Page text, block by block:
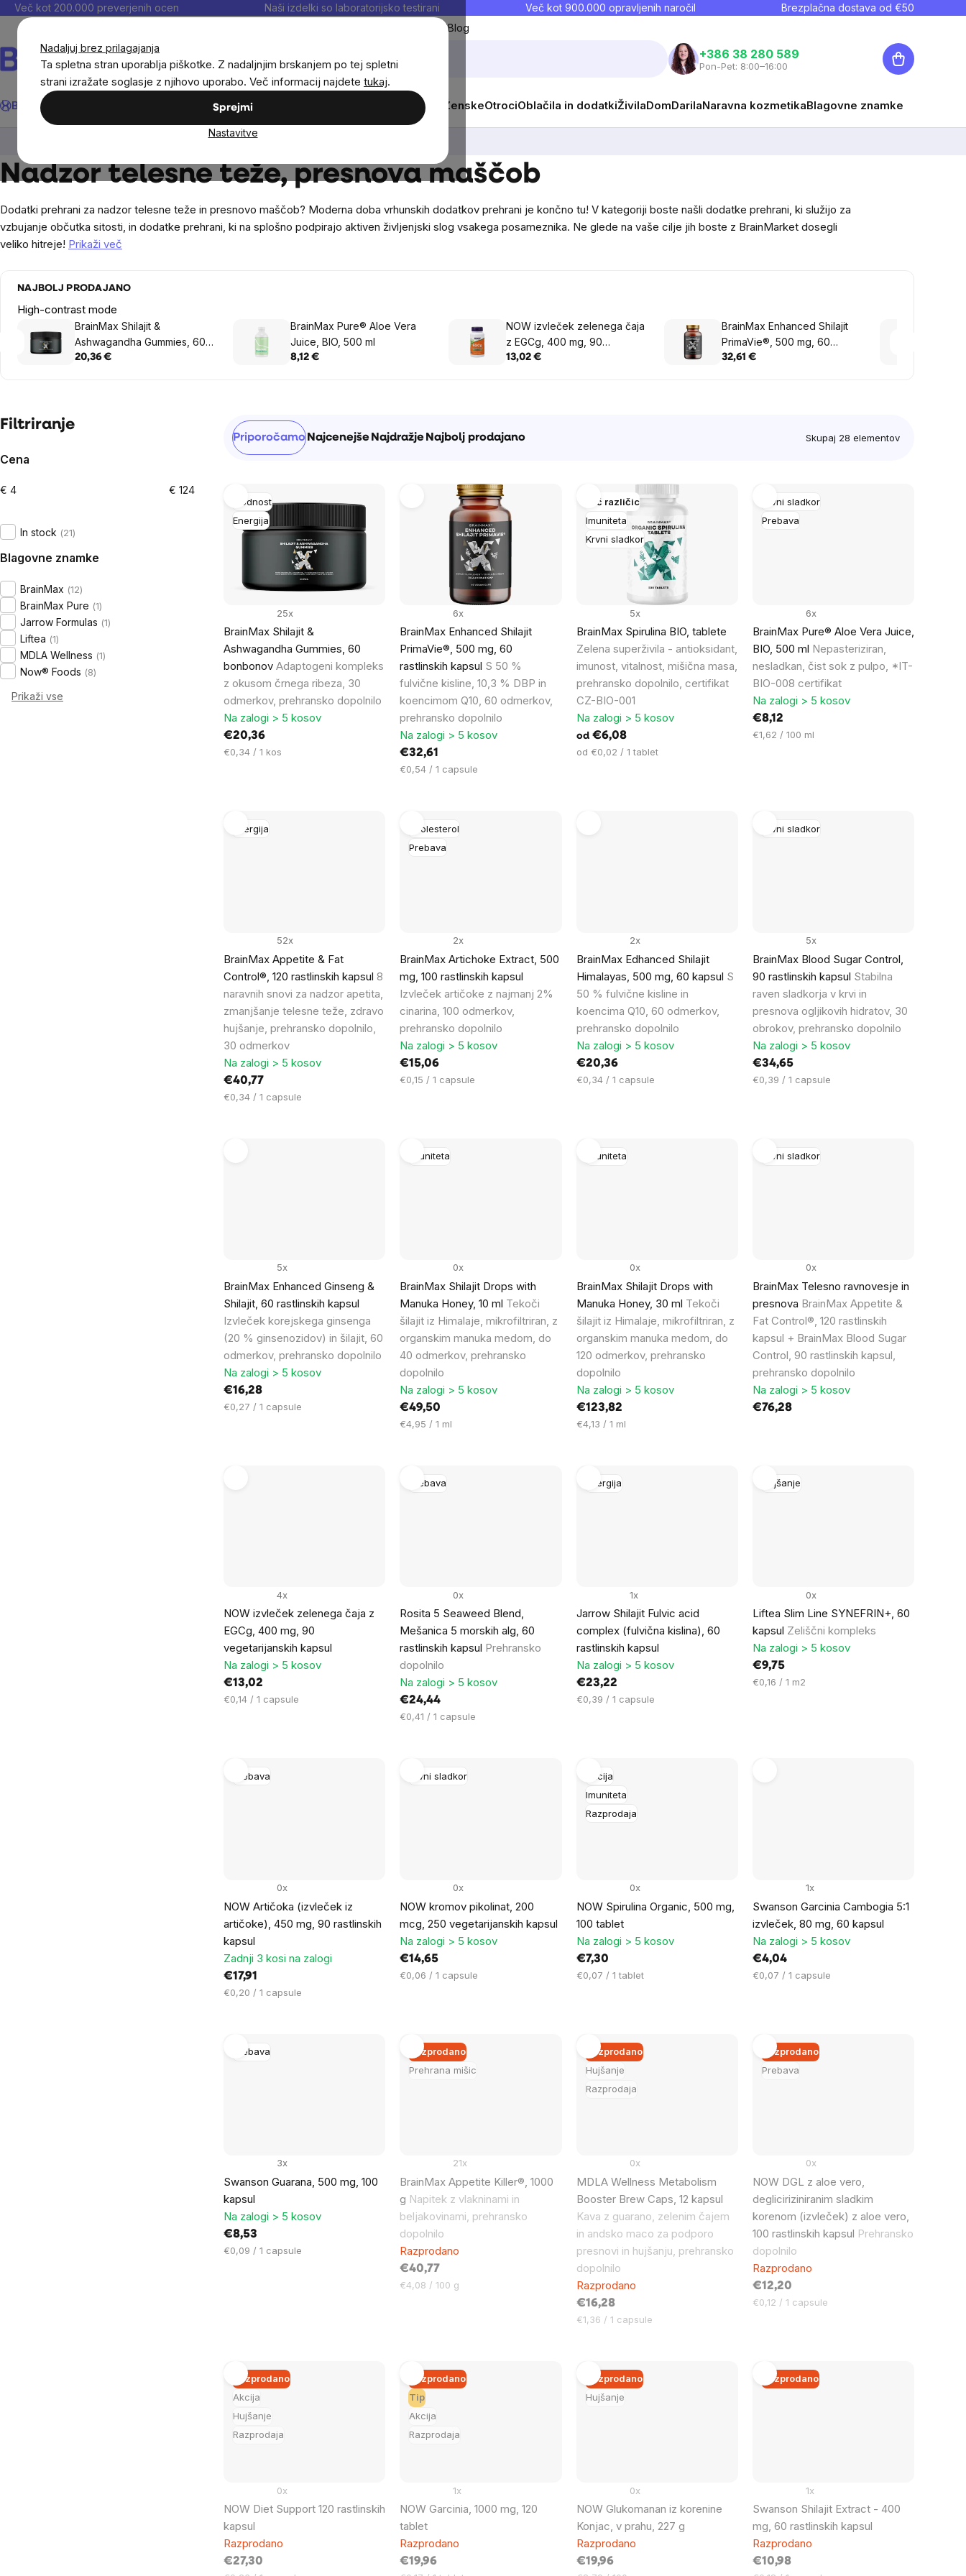
Nadaljuj brez prilagajanja
Ta spletna stran uporablja piškotke. Z nadaljnjim brskanjem po tej spletni
strani izražate soglasje z njihovo uporabo. Več informacij najdete tukaj.
Sprejmi
Nastavitve
Preskoči
Več kot 200.000 preverjenih ocen Naši izdelki so laboratorijsko testirani Več kot 900.000 opravljenih naročil Brezplačna dostava od €50
Moji priljubljeniBlog
Išči
+386 38 280 589
Pon-Pet: 8:00–16:00
Košarica
BrainMax® Prehranska dopolnila in prehrana Moški ŽenskeOtrociOblačila in dodatkiŽivilaDomDarilaNaravna kozmetikaBlagovne znamke
Nadzor telesne teže, presnova maščob
Dodatki prehrani za nadzor telesne teže in presnovo maščob? Moderna doba vrhunskih dodatkov prehrani je končno tu! V kategoriji boste našli dodatke prehrani, ki služijo za
vzbujanje občutka sitosti, in dodatke prehrani, ki na splošno podpirajo aktiven življenjski slog vsakega posameznika. Ne glede na vaše cilje jih boste z BrainMarket dosegli
veliko hitreje! Prikaži več
NAJBOLJ PRODAJANO
High-contrast mode
BrainMax Shilajit &
Ashwagandha Gummies, 60
bonbonov
20,36 €
BrainMax Pure® Aloe Vera
Juice, BIO, 500 ml
8,12 €
NOW izvleček zelenega čaja
z EGCg, 400 mg, 90
vegetarijanskih kapsul
13,02 €
BrainMax Enhanced Shilajit
PrimaVie®, 500 mg, 60
rastlinskih kapsul
32,61 €
Sidebar
Filtriranje
Cena
€ 4 € 124
In stock 21
Blagovne znamke
BrainMax 12
BrainMax Pure 1
Jarrow Formulas 1
Liftea 1
MDLA Wellness 1
Now® Foods 8
Prikaži vse
Razvrščanje
izdelkov
Priporočamo Najcenejše Najdražje Najbolj prodajano Skupaj 28 elementov
List
of
products
Plodnost
Energija
BrainMax Shilajit &
Ashwagandha Gummies, 60
bonbonov Adaptogeni kompleks
z okusom črnega ribeza, 30
odmerkov, prehransko dopolnilo
25x
Na zalogi > 5 kosov
€20,36
Cena
€0,34 / 1 kos
BrainMax Enhanced Shilajit
PrimaVie®, 500 mg, 60
rastlinskih kapsul S 50 %
fulvične kisline, 10,3 % DBP in
koencimom Q10, 60 odmerkov,
prehransko dopolnilo
6x
Na zalogi > 5 kosov
€32,61
Cena
€0,54 / 1 capsule
Imuniteta
Krvni sladkor
Več različic
BrainMax Spirulina BIO, tablete
Zelena superživila - antioksidant,
imunost, vitalnost, mišična masa,
prehransko dopolnilo, certifikat
CZ-BIO-001
5x
Na zalogi > 5 kosov
od€6,08
Cena
od €0,02 / 1 tablet
Krvni sladkor
Prebava
BrainMax Pure® Aloe Vera Juice,
BIO, 500 ml Nepasteriziran,
nesladkan, čist sok z pulpo, *IT-
BIO-008 certifikat
6x
Na zalogi > 5 kosov
€8,12
Cena
€1,62 / 100 ml
Energija
BrainMax Appetite & Fat
Control®, 120 rastlinskih kapsul 8
naravnih snovi za nadzor apetita,
zmanjšanje telesne teže, zdravo
hujšanje, prehransko dopolnilo,
30 odmerkov
52x
Na zalogi > 5 kosov
€40,77
Cena
€0,34 / 1 capsule
Kholesterol
Prebava
BrainMax Artichoke Extract, 500
mg, 100 rastlinskih kapsul
Izvleček artičoke z najmanj 2%
cinarina, 100 odmerkov,
prehransko dopolnilo
2x
Na zalogi > 5 kosov
€15,06
Cena
€0,15 / 1 capsule
BrainMax Edhanced Shilajit
Himalayas, 500 mg, 60 kapsul S
50 % fulvične kisline in
koencima Q10, 60 odmerkov,
prehransko dopolnilo
2x
Na zalogi > 5 kosov
€20,36
Cena
€0,34 / 1 capsule
Krvni sladkor
BrainMax Blood Sugar Control,
90 rastlinskih kapsul Stabilna
raven sladkorja v krvi in ​​
presnova ogljikovih hidratov, 30
obrokov, prehransko dopolnilo
5x
Na zalogi > 5 kosov
€34,65
Cena
€0,39 / 1 capsule
BrainMax Enhanced Ginseng &
Shilajit, 60 rastlinskih kapsul
Izvleček korejskega ginsenga
(20 % ginsenozidov) in šilajit, 60
odmerkov, prehransko dopolnilo
5x
Na zalogi > 5 kosov
€16,28
Cena
€0,27 / 1 capsule
Imuniteta
BrainMax Shilajit Drops with
Manuka Honey, 10 ml Tekoči
šilajit iz Himalaje, mikrofiltriran, z
organskim manuka medom, do
40 odmerkov, prehransko
dopolnilo
0x
Na zalogi > 5 kosov
€49,50
Cena
€4,95 / 1 ml
Imuniteta
BrainMax Shilajit Drops with
Manuka Honey, 30 ml Tekoči
šilajit iz Himalaje, mikrofiltriran, z
organskim manuka medom, do
120 odmerkov, prehransko
dopolnilo
0x
Na zalogi > 5 kosov
€123,82
Cena
€4,13 / 1 ml
Krvni sladkor
BrainMax Telesno ravnovesje in
presnova BrainMax Appetite &
Fat Control®, 120 rastlinskih
kapsul + BrainMax Blood Sugar
Control, 90 rastlinskih kapsul,
prehransko dopolnilo
0x
Na zalogi > 5 kosov
€76,28
NOW izvleček zelenega čaja z
EGCg, 400 mg, 90
vegetarijanskih kapsul
4x
Na zalogi > 5 kosov
€13,02
Cena
€0,14 / 1 capsule
Prebava
Rosita 5 Seaweed Blend,
Mešanica 5 morskih alg, 60
rastlinskih kapsul Prehransko
dopolnilo
0x
Na zalogi > 5 kosov
€24,44
Cena
€0,41 / 1 capsule
Energija
Jarrow Shilajit Fulvic acid
complex (fulvična kislina), 60
rastlinskih kapsul
1x
Na zalogi > 5 kosov
€23,22
Cena
€0,39 / 1 capsule
Hujšanje
Liftea Slim Line SYNEFRIN+, 60
kapsul Zeliščni kompleks
0x
Na zalogi > 5 kosov
€9,75
Cena
€0,16 / 1 m2
Prebava
NOW Artičoka (izvleček iz
artičoke), 450 mg, 90 rastlinskih
kapsul
0x
Zadnji 3 kosi na zalogi
€17,91
Cena
€0,20 / 1 capsule
Krvni sladkor
NOW kromov pikolinat, 200
mcg, 250 vegetarijanskih kapsul
0x
Na zalogi > 5 kosov
€14,65
Cena
€0,06 / 1 capsule
Akcija
Imuniteta
Razprodaja
NOW Spirulina Organic, 500 mg,
100 tablet
0x
Na zalogi > 5 kosov
€7,30
Cena
€0,07 / 1 tablet
Swanson Garcinia Cambogia 5:1
izvleček, 80 mg, 60 kapsul
1x
Na zalogi > 5 kosov
€4,04
Cena
€0,07 / 1 capsule
Prebava
Swanson Guarana, 500 mg, 100
kapsul
3x
Na zalogi > 5 kosov
€8,53
Cena
€0,09 / 1 capsule
Prehrana mišic
Razprodano
BrainMax Appetite Killer®, 1000
g Napitek z vlakninami in
beljakovinami, prehransko
dopolnilo
21x
Razprodano
€40,77
Cena
€4,08 / 100 g
Hujšanje
Razprodaja
Razprodano
MDLA Wellness Metabolism
Booster Brew Caps, 12 kapsul
Kava z guarano, zelenim čajem
in andsko maco za podporo
presnovi in ​​hujšanju, prehransko
dopolnilo
0x
Razprodano
€16,28
Cena
€1,36 / 1 capsule
Prebava
Razprodano
NOW DGL z aloe vero,
degliciriziniranim sladkim
korenom (izvleček) z aloe vero,
100 rastlinskih kapsul Prehransko
dopolnilo
0x
Razprodano
€12,20
Cena
€0,12 / 1 capsule
Akcija
Hujšanje
Razprodaja
Razprodano
NOW Diet Support 120 rastlinskih
kapsul
0x
Razprodano
€27,30
Tip
Akcija
Razprodaja
Razprodano
NOW Garcinia, 1000 mg, 120
tablet
1x
Razprodano
€19,96
Hujšanje
Razprodano
NOW Glukomanan iz korenine
Konjac, v prahu, 227 g
0x
Razprodano
€19,96
Razprodano
Swanson Shilajit Extract - 400
mg, 60 rastlinskih kapsul
1x
Razprodano
€10,98